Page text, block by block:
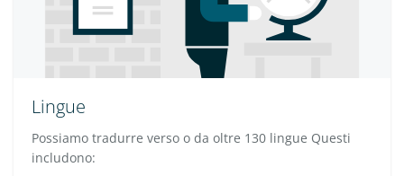
Lingue
Possiamo tradurre verso o da oltre 130 lingue Questi
includono: